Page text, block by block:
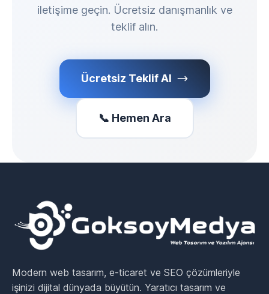
iletişime geçin. Ücretsiz danışmanlık ve
teklif alın.
Ücretsiz Teklif Al
📞 Hemen Ara
Modern web tasarım, e-ticaret ve SEO çözümleriyle
işinizi dijital dünyada büyütün. Yaratıcı tasarım ve